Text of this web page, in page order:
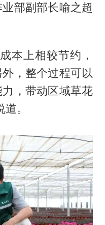
部副部长喻之超
本上相较节约，
，整个过程可以
，带动区域草花
。